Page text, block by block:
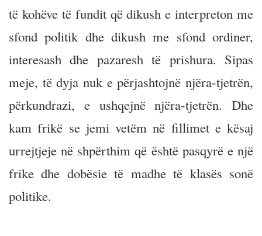
të kohëve të fundit që dikush e interpreton me
sfond politik dhe dikush me sfond ordiner,
interesash dhe pazaresh të prishura. Sipas
meje, të dyja nuk e përjashtojnë njëra-tjetrën,
përkundrazi, e ushqejnë njëra-tjetrën. Dhe
kam frikë se jemi vetëm në fillimet e kësaj
urrejtjeje në shpërthim që është pasqyrë e një
frike dhe dobësie të madhe të klasës sonë
politike.